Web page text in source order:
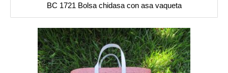
BC 1721 Bolsa chidasa con asa vaqueta